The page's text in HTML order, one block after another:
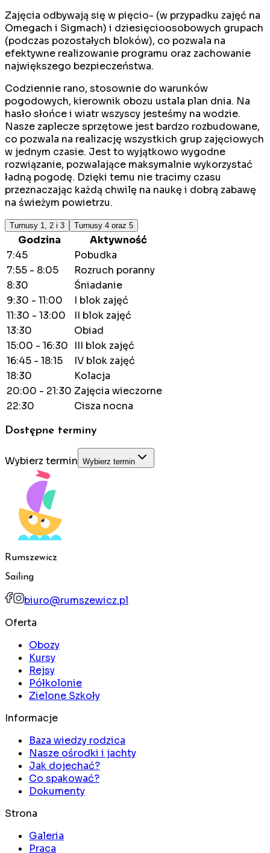
Zajęcia odbywają się w pięcio- (w przypadku zajęć na
Omegach i Sigmach) i dziesięcioosobowych grupach
(podczas pozostałych bloków), co pozwala na
efektywne realizowanie programu oraz zachowanie
największego bezpieczeństwa.
Codziennie rano, stosownie do warunków
pogodowych, kierownik obozu ustala plan dnia. Na
hasło słońce i wiatr wszyscy jesteśmy na wodzie.
Nasze zaplecze sprzętowe jest bardzo rozbudowane,
co pozwala na realizację wszystkich grup zajęciowych
w jednym czasie. Jest to wyjątkowo wygodne
rozwiązanie, pozwalające maksymalnie wykorzystać
ładną pogodę. Dzięki temu nie tracimy czasu
przeznaczając każdą chwilę na naukę i dobrą zabawę
na świeżym powietrzu.
Turnusy 1, 2 i 3 Turnusy 4 oraz 5
Godzina
Aktywność
7:45
Pobudka
7:55 - 8:05
Rozruch poranny
8:30
Śniadanie
9:30 - 11:00
I blok zajęć
11:30 - 13:00
II blok zajęć
13:30
Obiad
15:00 - 16:30
III blok zajęć
16:45 - 18:15
IV blok zajęć
18:30
Kolacja
20:00 - 21:30 Zajęcia wieczorne
22:30
Cisza nocna
Dostępne terminy
Wybierz termin Wybierz termin
Rumszewicz
Sailing
biuro@rumszewicz.pl
Oferta
Obozy
Kursy
Rejsy
Półkolonie
Zielone Szkoły
Informacje
Baza wiedzy rodzica
Nasze ośrodki i jachty
Jak dojechać?
Co spakować?
Dokumenty
Strona
Galeria
Praca